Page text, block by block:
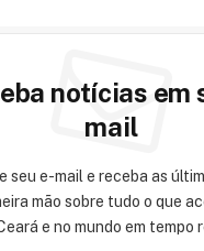
notícias em
mail
seu e-mail e receba as
mão sobre tudo o que
e no mundo em tempo